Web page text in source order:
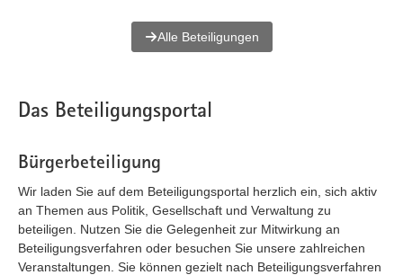
Alle Beteiligungen
Das Beteiligungsportal
Bürgerbeteiligung
Wir laden Sie auf dem Beteiligungsportal herzlich ein, sich aktiv
an Themen aus Politik, Gesellschaft und Verwaltung zu
beteiligen. Nutzen Sie die Gelegenheit zur Mitwirkung an
Beteiligungsverfahren oder besuchen Sie unsere zahlreichen
Veranstaltungen. Sie können gezielt nach Beteiligungsverfahren